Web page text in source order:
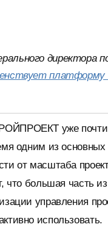
платформу
уже почти
одним из
от масштаба
что большая часть
управления
использовать.